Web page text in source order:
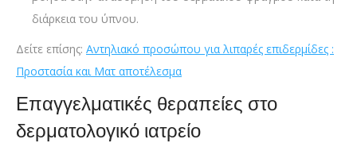
διάρκεια του ύπνου.
Δείτε επίσης: Αντηλιακό προσώπου για λιπαρές επιδερμίδες :
Προστασία και Ματ αποτέλεσμα
Επαγγελματικές θεραπείες στο
δερματολογικό ιατρείο